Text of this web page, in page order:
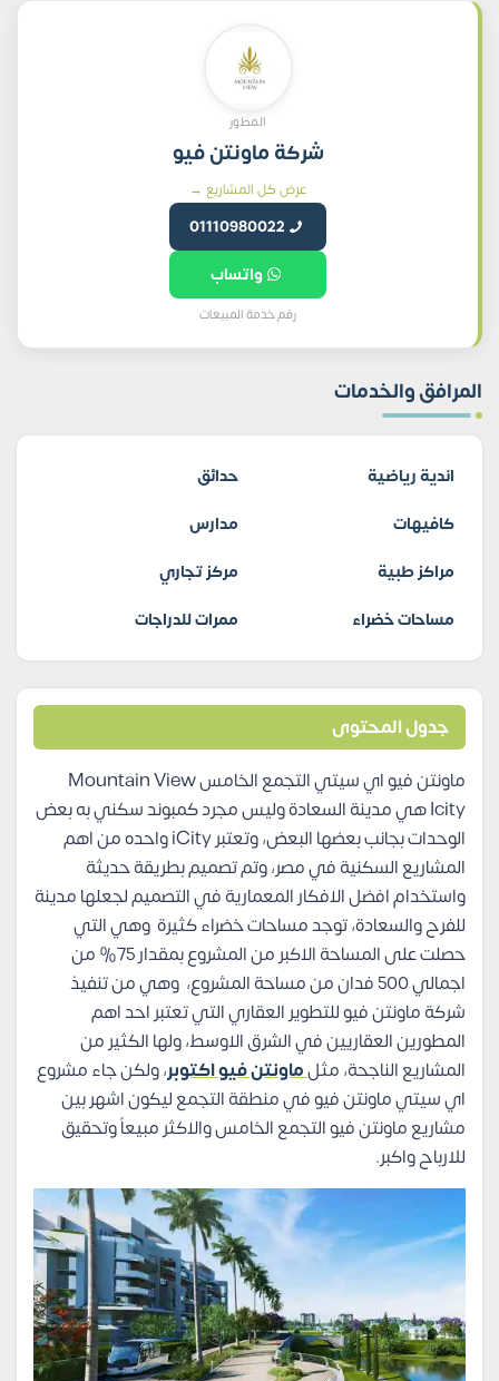
المطور
شركة ماونتن فيو
عرض كل المشاريع →
01110980022
واتساب
رقم خدمة المبيعات
المرافق والخدمات
اندية رياضية
حدائق
كافيهات
مدارس
مراكز طبية
مركز تجاري
مساحات خضراء
ممرات للدراجات
جدول المحتوى
ماونتن فيو اي سيتي التجمع الخامس Mountain View
Icity هي مدينة السعادة وليس مجرد كمبوند سكني به بعض
الوحدات بجانب بعضها البعض، وتعتبر iCity واحده من اهم
المشاريع السكنية في مصر، وتم تصميم بطريقة حديثة
واستخدام افضل الافكار المعمارية في التصميم لجعلها مدينة
للفرح والسعادة، توجد مساحات خضراء كثيرة وهي التي
حصلت على المساحة الاكبر من المشروع بمقدار 75% من
اجمالي 500 فدان من مساحة المشروع، وهي من تنفيذ
شركة ماونتن فيو للتطوير العقاري التي تعتبر احد اهم
المطورين العقاريين في الشرق الاوسط، ولها الكثير من
المشاريع الناجحة، مثلماونتن فيو اكتوبر، ولكن جاء مشروع
اي سيتي ماونتن فيو في منطقة التجمع ليكون اشهر بين
مشاريع ماونتن فيو التجمع الخامس والاكثر مبيعاً وتحقيق
للارباح واكبر.